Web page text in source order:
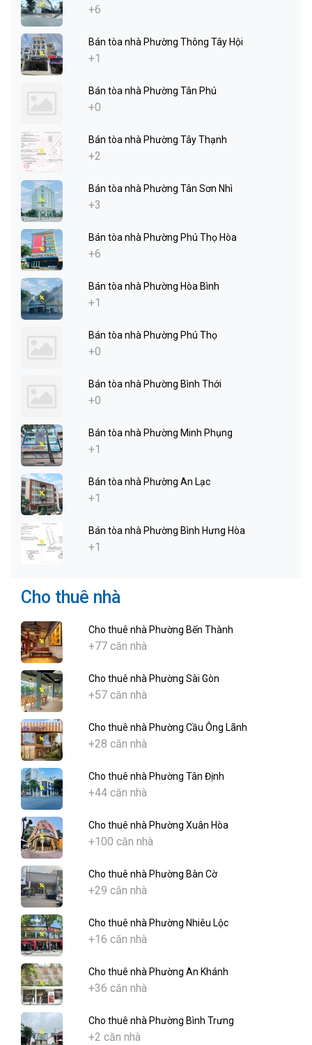
+6
Bán tòa nhà Phường Thông Tây Hội
+1
Bán tòa nhà Phường Tân Phú
+0
Bán tòa nhà Phường Tây Thạnh
+2
Bán tòa nhà Phường Tân Sơn Nhì
+3
Bán tòa nhà Phường Phú Thọ Hòa
+6
Bán tòa nhà Phường Hòa Bình
+1
Bán tòa nhà Phường Phú Thọ
+0
Bán tòa nhà Phường Bình Thới
+0
Bán tòa nhà Phường Minh Phụng
+1
Bán tòa nhà Phường An Lạc
+1
Bán tòa nhà Phường Bình Hưng Hòa
+1
Cho thuê nhà
Cho thuê nhà Phường Bến Thành
+77 căn nhà
Cho thuê nhà Phường Sài Gòn
+57 căn nhà
Cho thuê nhà Phường Cầu Ông Lãnh
+28 căn nhà
Cho thuê nhà Phường Tân Định
+44 căn nhà
Cho thuê nhà Phường Xuân Hòa
+100 căn nhà
Cho thuê nhà Phường Bàn Cờ
+29 căn nhà
Cho thuê nhà Phường Nhiêu Lộc
+16 căn nhà
Cho thuê nhà Phường An Khánh
+36 căn nhà
Cho thuê nhà Phường Bình Trưng
+2 căn nhà